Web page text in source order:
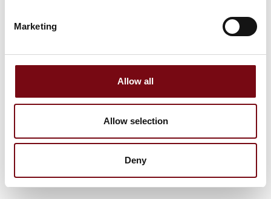
Marketing
Allow all
Allow selection
Deny